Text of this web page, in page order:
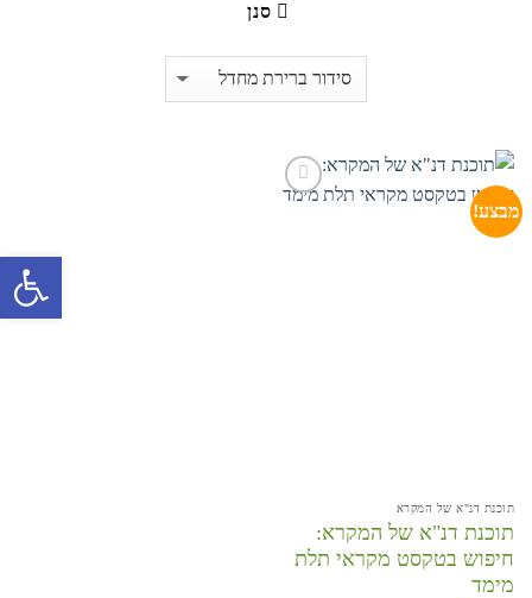
פתח
סנן
מבצע!
תוכנת דנ"א של המקרא
תוכנת דנ"א של המקרא:
חיפוש בטקסט מקראי תלת
מימד